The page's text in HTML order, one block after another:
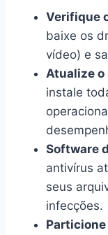
Verifique
baixe os
vídeo) e
Atualize o
instale
Software
antivírus
seus
infecções.
Particione